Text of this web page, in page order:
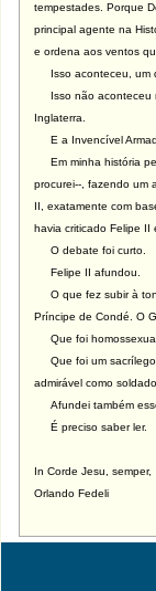
tempestades. Porque
principal agente na
e ordena aos ventos
Isso aconteceu, um
Isso não aconteceu
Inglaterra.
E a Invencível
Em minha história
procurei--, fazendo um
II, exatamente com
havia criticado Felipe II
O debate foi curto.
Felipe II afundou.
O que fez subir à
Príncipe de Condé. O
Que foi
Que foi um
admirável como
Afundei também
É preciso saber ler.
In Corde Jesu, semper,
Orlando Fedeli